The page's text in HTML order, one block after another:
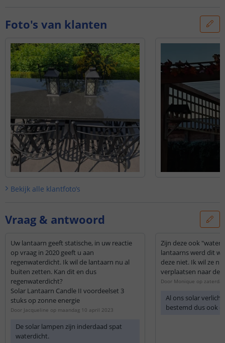
Foto's van klanten
Bekijk alle klantfoto’s
Vraag & antwoord
Uw lantaarn geeft statische, in uw reactie
op vraag in 2020 geeft u aan
regenwaterdicht. Ik wil de lantaarn nu al
buiten zetten. Kan dit en dus
regenwaterdicht?
Solar Lantaarn Candle II voordeelset 3
stuks op zonne energie
Door Jacqueline op maandag 10 april 2023
De solar lampen zijn inderdaad spat
waterdicht.
Zijn deze ook
lantaarns werd dit
deze niet. Ik wil ze
verplaatsen naar de
Door Monique op
Al ons solar
bestemd dus ook